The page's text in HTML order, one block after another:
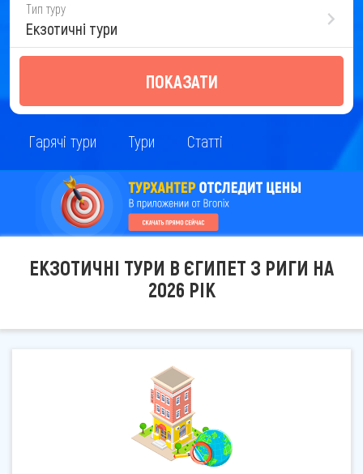
Тип туру
Екзотичні тури
ПОКАЗАТИ
Гарячі тури Тури Статті
ЕКЗОТИЧНІ ТУРИ В ЄГИПЕТ З РИГИ НА
2026 РІК